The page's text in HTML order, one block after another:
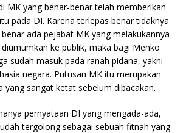
MK yang benar-benar telah memberikan
pada DI. Karena terlepas benar tidaknya
ada pejabat MK yang melakukannya
ke publik, maka bagi Menko
sudah masuk pada ranah pidana, yakni
negara. Putusan MK itu merupakan
yang sangat ketat sebelum dibacakan.
pernyataan DI yang mengada-ada,
tergolong sebagai sebuah fitnah yang